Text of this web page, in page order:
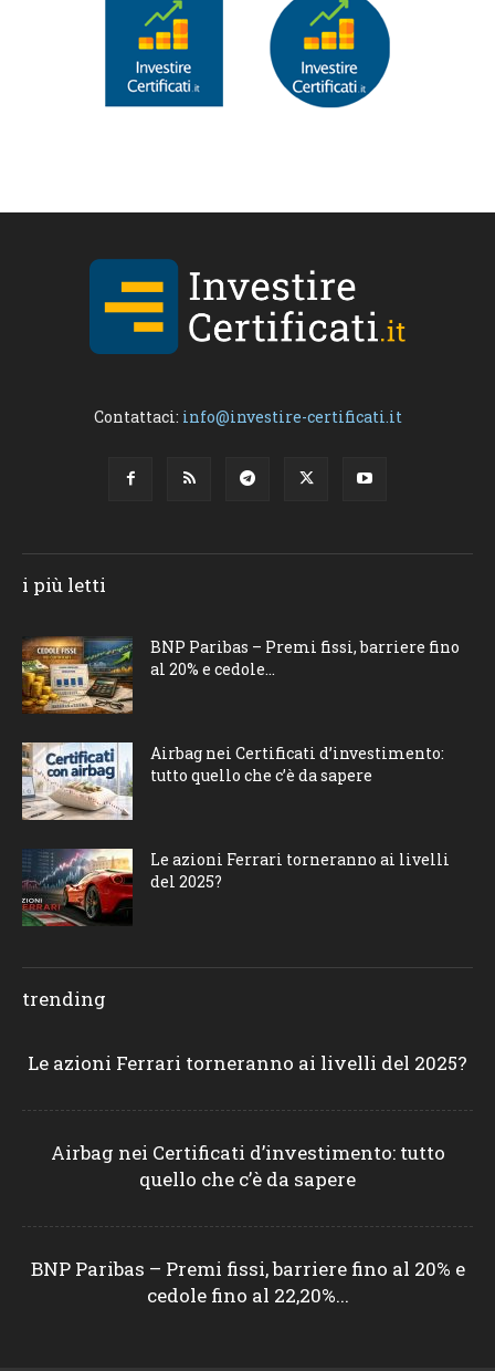
Contattaci: info@investire-certificati.it
i più letti
BNP Paribas – Premi fissi, barriere fino
al 20% e cedole...
Airbag nei Certificati d’investimento:
tutto quello che c’è da sapere
Le azioni Ferrari torneranno ai livelli
del 2025?
trending
Le azioni Ferrari torneranno ai livelli del 2025?
Airbag nei Certificati d’investimento: tutto
quello che c’è da sapere
BNP Paribas – Premi fissi, barriere fino al 20% e
cedole fino al 22,20%...